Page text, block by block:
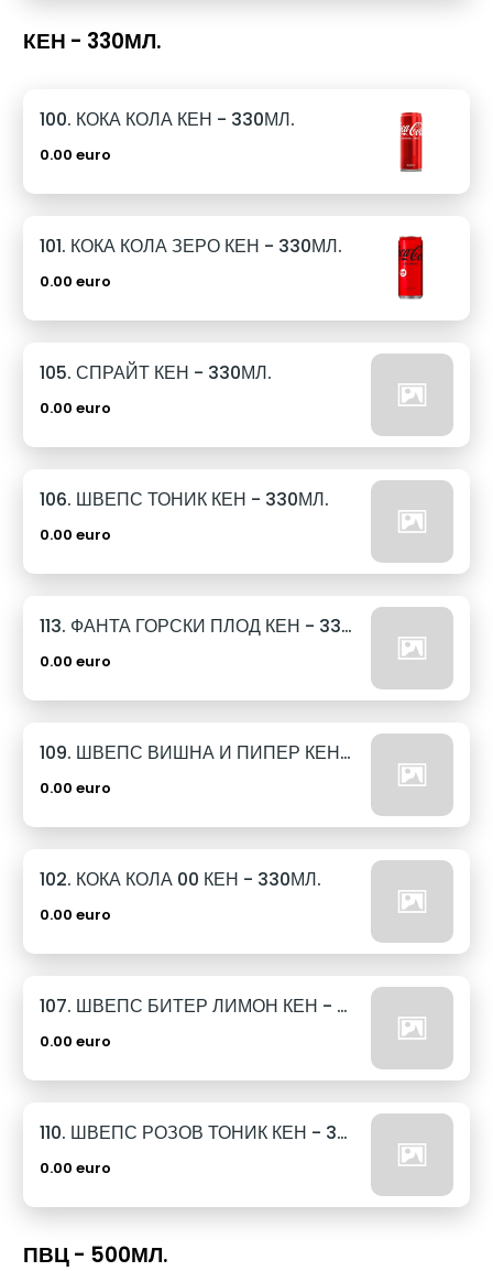
КЕН - 330МЛ.
100. КОКА КОЛА КЕН - 330МЛ.
0.00 euro
101. КОКА КОЛА ЗЕРО КЕН - 330МЛ.
0.00 euro
105. СПРАЙТ КЕН - 330МЛ.
0.00 euro
106. ШВЕПС ТОНИК КЕН - 330МЛ.
0.00 euro
113. ФАНТА ГОРСКИ ПЛОД КЕН - 330МЛ.
0.00 euro
109. ШВЕПС ВИШНА И ПИПЕР КЕН - 330МЛ.
0.00 euro
102. КОКА КОЛА 00 КЕН - 330МЛ.
0.00 euro
107. ШВЕПС БИТЕР ЛИМОН КЕН - 330МЛ.
0.00 euro
110. ШВЕПС РОЗОВ ТОНИК КЕН - 330МЛ.
0.00 euro
ПВЦ - 500МЛ.